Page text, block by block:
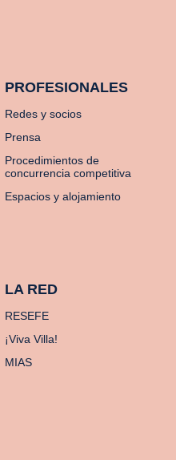
PROFESIONALES
Redes y socios
Prensa
Procedimientos de
concurrencia competitiva
Espacios y alojamiento
LA RED
RESEFE
¡Viva Villa!
MIAS